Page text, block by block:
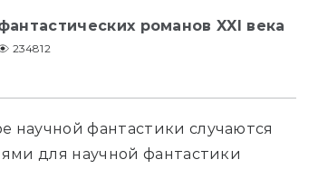
романов XXI века
234812
научной фантастики случаются
для научной фантастики